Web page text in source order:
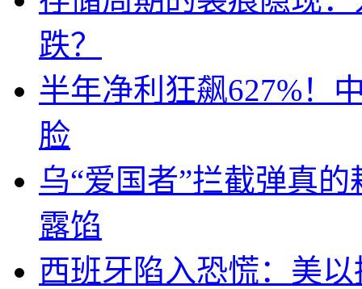
跌？
半年净利狂飙627%！
脸
乌“爱国者”拦截弹真
露馅
西班牙陷入恐慌：美